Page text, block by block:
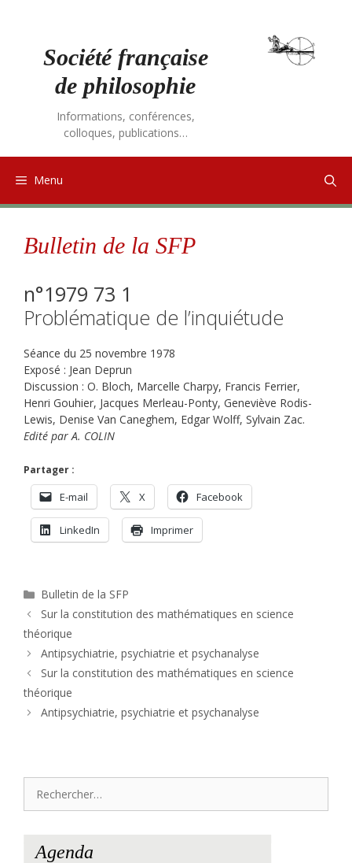
Société française
de philosophie
Informations, conférences,
colloques, publications…
Menu
Bulletin de la SFP
n°1979 73 1
Problématique de l’inquiétude
Séance du 25 novembre 1978
Exposé : Jean Deprun
Discussion : O. Bloch, Marcelle Charpy, Francis Ferrier,
Henri Gouhier, Jacques Merleau-Ponty, Geneviève Rodis-
Lewis, Denise Van Caneghem, Edgar Wolff, Sylvain Zac.
Edité par A. COLIN
Partager :
E-mail X Facebook
LinkedIn Imprimer
Catégories
Bulletin de la SFP
Sur la constitution des mathématiques en science
théorique
Antipsychiatrie, psychiatrie et psychanalyse
Sur la constitution des mathématiques en science
théorique
Antipsychiatrie, psychiatrie et psychanalyse
Agenda